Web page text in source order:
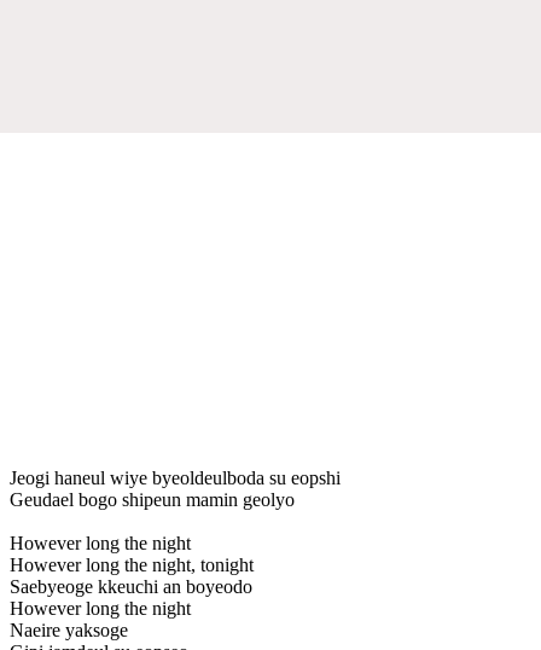
Jeogi haneul wiye byeoldeulboda su eopshi
Geudael bogo shipeun mamin geolyo
However long the night
However long the night, tonight
Saebyeoge kkeuchi an boyeodo
However long the night
Naeire yaksoge